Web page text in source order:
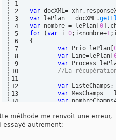
1
2
3
4
5
6
7
8
9
10
11
12
13
14
16
17
var
var lePlan = docXML.
var nombre = lePlan 0
for
(var i=0;i<nombre+1
{
var Prio=lePlan
var Line=lePlan
var
//La
var ListeChamps;
var MesChamps
var
méthode me renvoit une erreur,
essayé autrement: